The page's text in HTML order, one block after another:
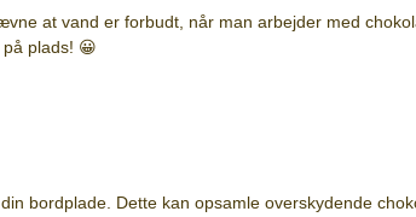
at vand er forbudt, når man arbejder med
plads! 😀
bordplade. Dette kan opsamle overskydende